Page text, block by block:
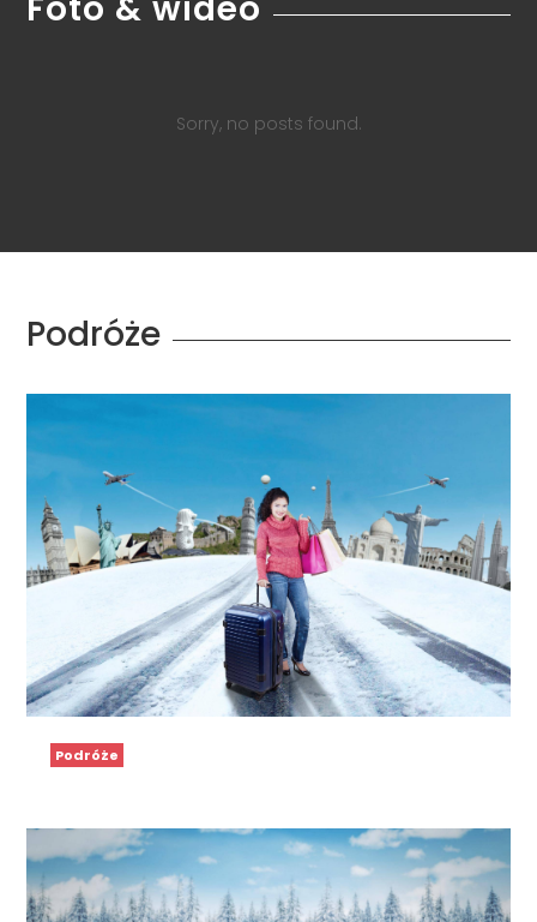
Sorry, no posts found.
Podróże
Podróże